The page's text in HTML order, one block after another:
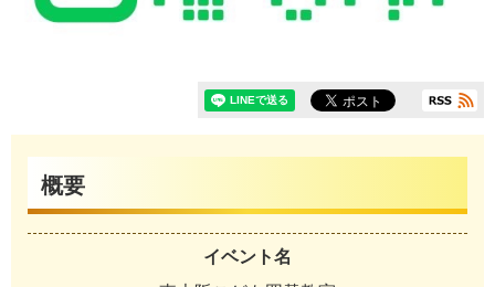
概要
イベント名